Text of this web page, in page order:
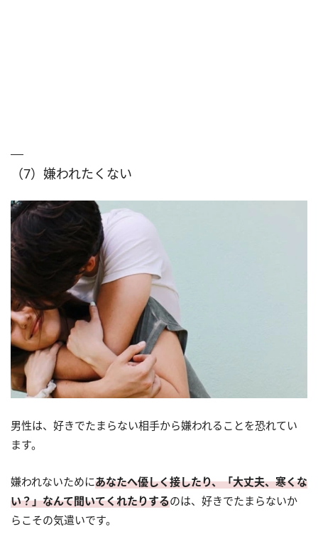
（7）嫌われたくない
男性は、好きでたまらない相手から嫌われることを恐れてい
ます。
嫌われないためにあなたへ優しく接したり、「大丈夫、寒くな
い？」なんて聞いてくれたりするのは、好きでたまらないか
らこその気遣いです。